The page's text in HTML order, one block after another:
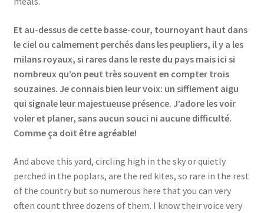
Et au-dessus de cette basse-cour, tournoyant haut dans
le ciel ou calmement perchés dans les peupliers, il y a les
milans royaux, si rares dans le reste du pays mais ici si
nombreux qu’on peut très souvent en compter trois
souzaines. Je connais bien leur voix: un sifflement aigu
qui signale leur majestueuse présence. J’adore les voir
voler et planer, sans aucun souci ni aucune difficulté.
Comme ça doit être agréable!
And above this yard, circling high in the sky or quietly
perched in the poplars, are the red kites, so rare in the rest
of the country but so numerous here that you can very
often count three dozens of them. I know their voice very